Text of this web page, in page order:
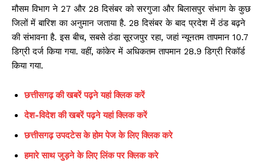
मौसम विभाग ने 27 और 28 दिसंबर को सरगुजा और बिलासपुर संभाग के कुछ
जिलों में बारिश का अनुमान जताया है. 28 दिसंबर के बाद प्रदेश में ठंड बढ़ने
की संभावना है. इस बीच, सबसे ठंडा सूरजपुर रहा, जहां न्यूनतम तापमान 10.7
डिग्री दर्ज किया गया. वहीं, कांकेर में अधिकतम तापमान 28.9 डिग्री रिकॉर्ड
किया गया.
छत्तीसगढ़ की खबरें पढ़ने यहां क्लिक करें
देश-विदेश की खबरें पढ़ने यहां क्लिक करें
छत्तीसगढ़ उपदटेस के होम पेज के लिए क्लिक करे
हमारे साथ जुड़ने के लिए लिंक पर क्लिक करे